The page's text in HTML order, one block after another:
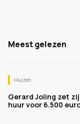
Meest gelezen
Huizen
Gerard Joling zet
huur voor 6.500